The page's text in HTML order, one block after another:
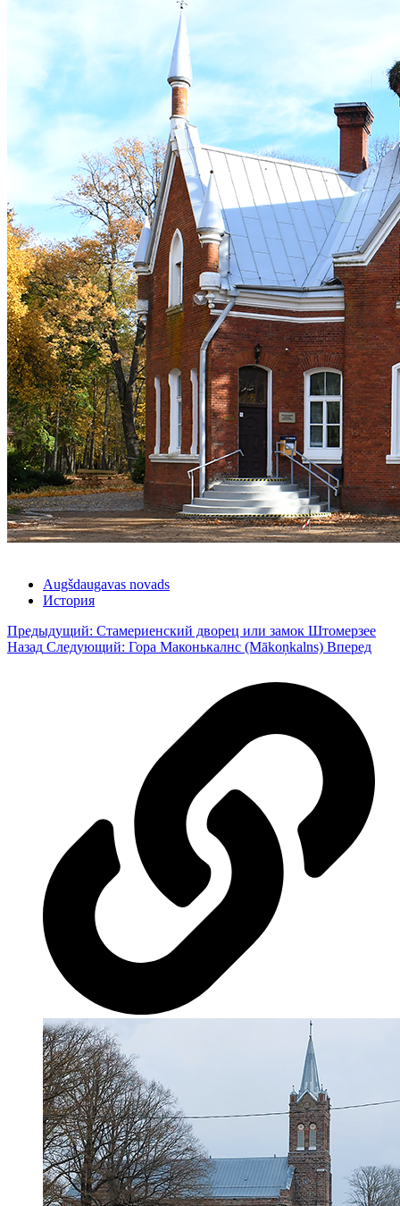
Augšdaugavas novads
История
Предыдущий: Стамериенский дворец или замок Штомерзее
Назад Следующий: Гора Маконькалнс (Mākoņkalns) Вперед